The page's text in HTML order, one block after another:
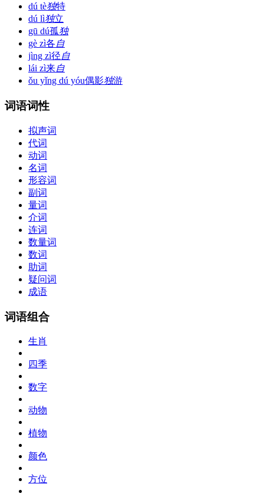
dú tè独特
dú lì独立
gū dú孤独
gè zì各自
jìng zì径自
lái zì来自
ǒu yǐng dú yóu偶影独游
词语词性
拟声词
代词
动词
名词
形容词
副词
量词
介词
连词
数量词
数词
助词
疑问词
成语
词语组合
生肖
四季
数字
动物
植物
颜色
方位